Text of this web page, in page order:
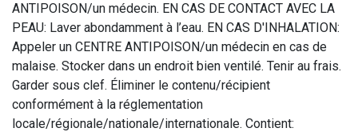
ANTIPOISON/un médecin. EN CAS DE CONTACT AVEC LA
PEAU: Laver abondamment à l’eau. EN CAS D'INHALATION:
Appeler un CENTRE ANTIPOISON/un médecin en cas de
malaise. Stocker dans un endroit bien ventilé. Tenir au frais.
Garder sous clef. Éliminer le contenu/récipient
conformément à la réglementation
locale/régionale/nationale/internationale. Contient: